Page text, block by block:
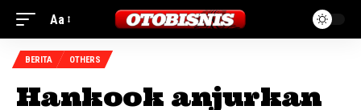
Aa
BERITA OTHERS
Hankook anjurkan